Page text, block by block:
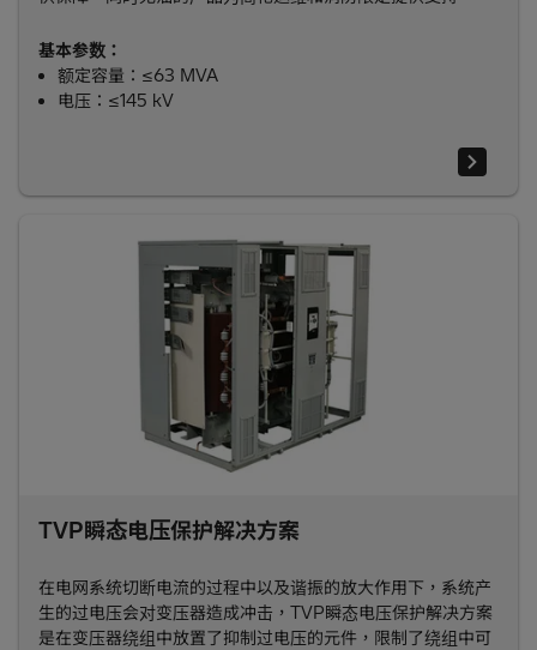
基本参数：
额定容量：≤63 MVA
电压：≤145 kV
TVP瞬态电压保护解决方案
在电网系统切断电流的过程中以及谐振的放大作用下，系统产
生的过电压会对变压器造成冲击，TVP瞬态电压保护解决方案
是在变压器绕组中放置了抑制过电压的元件，限制了绕组中可